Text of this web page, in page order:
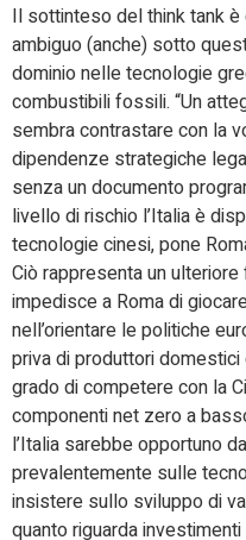
Il sottinteso del think tank è
ambiguo (anche) sotto
dominio nelle tecnologie
combustibili fossili. “Un
sembra contrastare con la
dipendenze strategiche
senza un documento
livello di rischio l’Italia è
tecnologie cinesi, pone
Ciò rappresenta un
impedisce a Roma di
nell’orientare le politiche
priva di produttori
grado di competere con la
componenti net zero a
l’Italia sarebbe opportuno
prevalentemente sulle
insistere sullo sviluppo di
quanto riguarda